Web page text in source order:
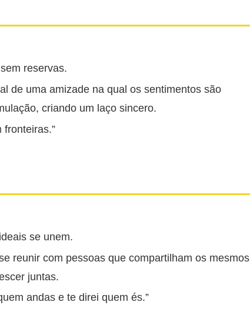
reservas.
de uma amizade na qual os sentimentos são
criando um laço sincero.
fronteiras.”
se unem.
reunir com pessoas que compartilham os mesmos
juntas.
andas e te direi quem és.”